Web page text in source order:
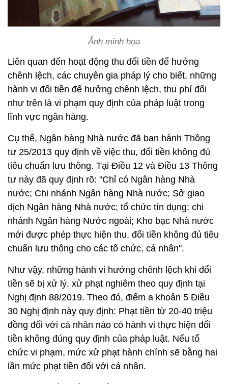
Ảnh minh họa
Liên quan đến hoạt động thu đổi tiền để hưởng
chênh lệch, các chuyên gia pháp lý cho biết, những
hành vi đổi tiền để hưởng chênh lệch, thu phí đổi
như trên là vi phạm quy định của pháp luật trong
lĩnh vực ngân hàng.
Cụ thể, Ngân hàng Nhà nước đã ban hành Thông
tư 25/2013 quy định về việc thu, đổi tiền không đủ
tiêu chuẩn lưu thông. Tại Điều 12 và Điều 13 Thông
tư này đã quy định rõ: "Chỉ có Ngân hàng Nhà
nước; Chi nhánh Ngân hàng Nhà nước; Sở giao
dịch Ngân hàng Nhà nước; tổ chức tín dụng; chi
nhánh Ngân hàng Nước ngoài; Kho bạc Nhà nước
mới được phép thực hiện thu, đổi tiền không đủ tiêu
chuẩn lưu thông cho các tổ chức, cá nhân".
Như vậy, những hành vi hưởng chênh lệch khi đổi
tiền sẽ bị xử lý, xử phạt nghiêm theo quy định tại
Nghị định 88/2019. Theo đó, điểm a khoản 5 Điều
30 Nghị định này quy định: Phạt tiền từ 20-40 triệu
đồng đối với cá nhân nào có hành vi thực hiện đổi
tiền không đúng quy định của pháp luật. Nếu tổ
chức vi phạm, mức xử phạt hành chính sẽ bằng hai
lần mức phạt tiền đối với cá nhân.